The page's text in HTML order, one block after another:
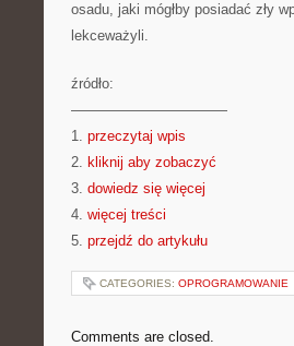
osadu, jaki mógłby posiadać zły
lekceważyli.
źródło:
———————————
1. przeczytaj wpis
2. kliknij aby zobaczyć
3. dowiedz się więcej
4. więcej treści
5. przejdź do artykułu
CATEGORIES: OPROGRAMOWANIE
Comments are closed.